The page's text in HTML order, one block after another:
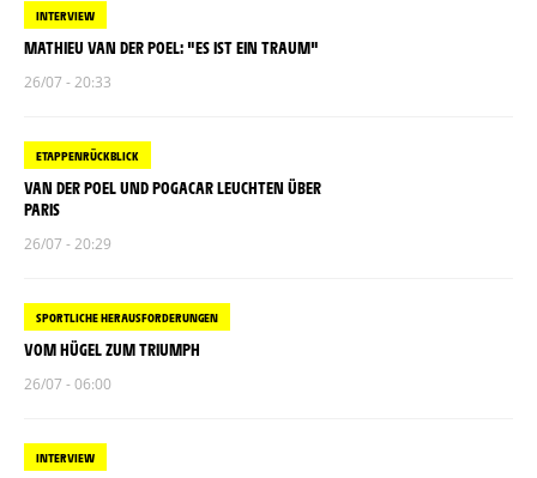
INTERVIEW
MATHIEU VAN DER POEL: "ES IST EIN TRAUM"
26/07 - 20:33
ETAPPENRÜCKBLICK
VAN DER POEL UND POGACAR LEUCHTEN ÜBER
PARIS
26/07 - 20:29
SPORTLICHE HERAUSFORDERUNGEN
VOM HÜGEL ZUM TRIUMPH
26/07 - 06:00
INTERVIEW